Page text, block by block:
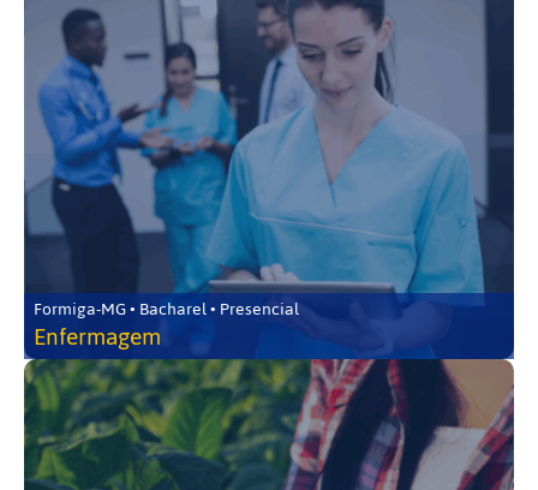
Formiga-MG • Bacharel • Presencial
Enfermagem